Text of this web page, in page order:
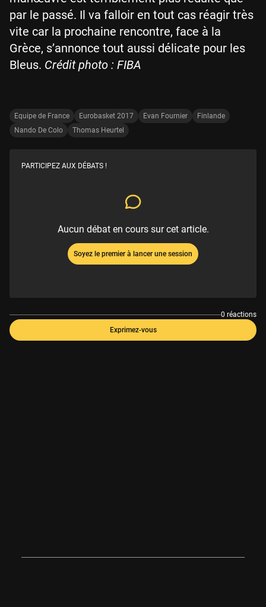
par le passé. Il va falloir en tout cas réagir très
vite car la prochaine rencontre, face à la
Grèce, s’annonce tout aussi délicate pour les
Bleus. Crédit photo : FIBA
Equipe de France Eurobasket 2017 Evan Fournier
Finlande
Nando De Colo
Thomas Heurtel
PARTICIPEZ AUX DÉBATS !
Aucun débat en cours sur cet article.
Soyez le premier à lancer une session
0 réactions
Exprimez-vous